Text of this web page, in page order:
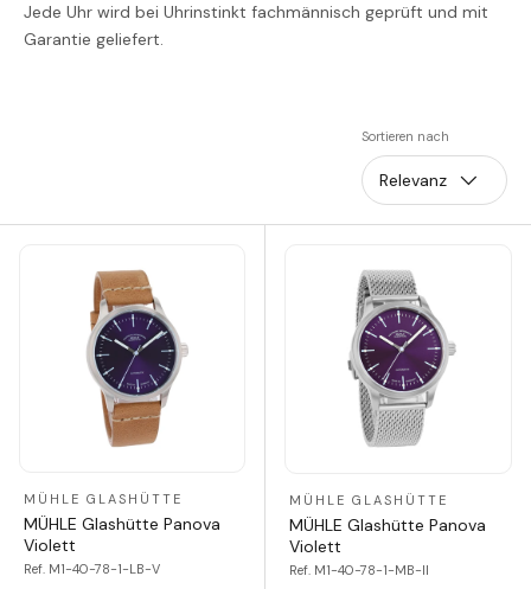
Jede Uhr wird bei Uhrinstinkt fachmännisch geprüft und mit
Garantie geliefert.
Sortieren nach
Relevanz
MÜHLE GLASHÜTTE
MÜHLE Glashütte Panova
Violett
Ref. M1-40-78-1-LB-V
MÜHLE GLASHÜTTE
MÜHLE Glashütte Panova
Violett
Ref. M1-40-78-1-MB-II